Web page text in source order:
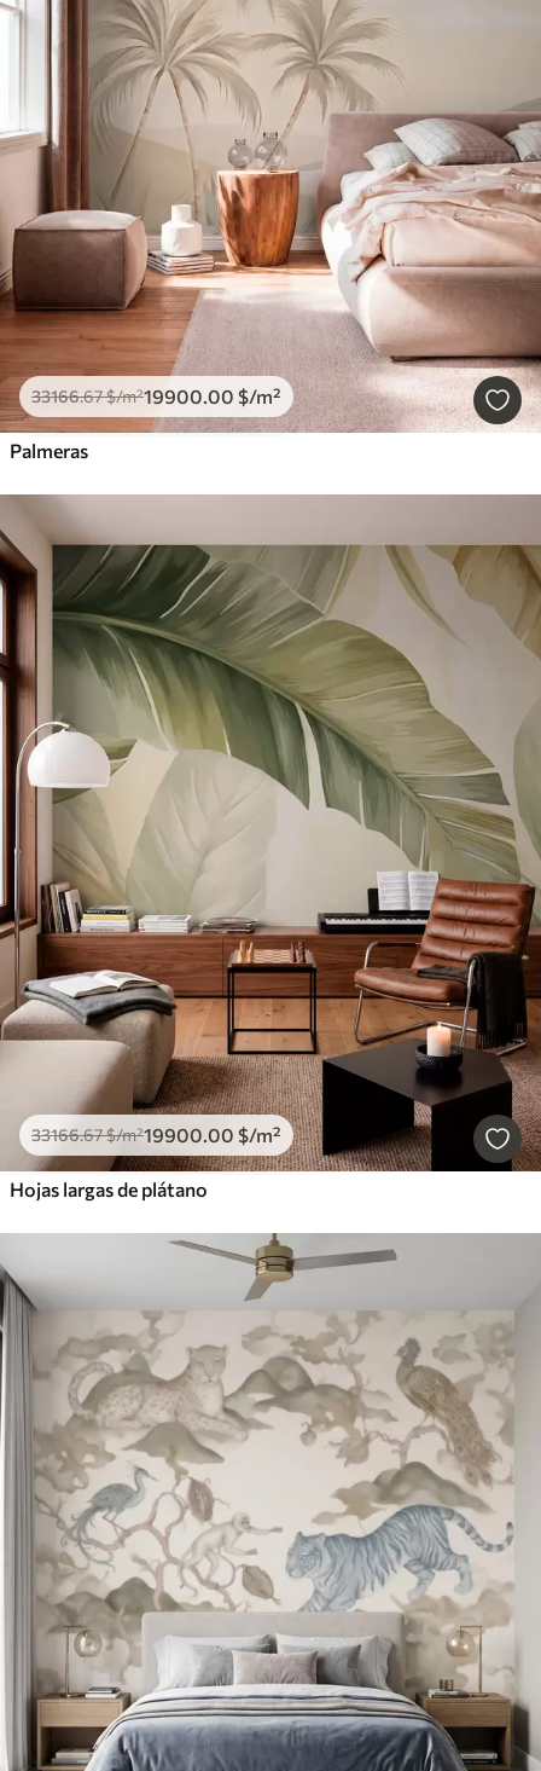
33166.67$/m²19900.00 $/m²
Palmeras
33166.67$/m²19900.00 $/m²
Hojas largas de plátano